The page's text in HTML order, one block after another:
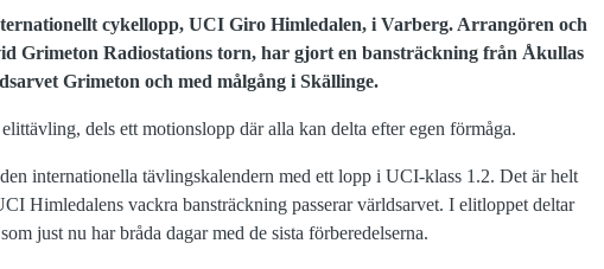
cykellopp, UCI Giro Himledalen, i Varberg. Arrangören och
Grimeton Radiostations torn, har gjort en bansträckning från Åkullas
Grimeton och med målgång i Skällinge.
dels ett motionslopp där alla kan delta efter egen förmåga.
internationella tävlingskalendern med ett lopp i UCI-klass 1.2. Det är helt
Himledalens vackra bansträckning passerar världsarvet. I elitloppet deltar
just nu har bråda dagar med de sista förberedelserna.